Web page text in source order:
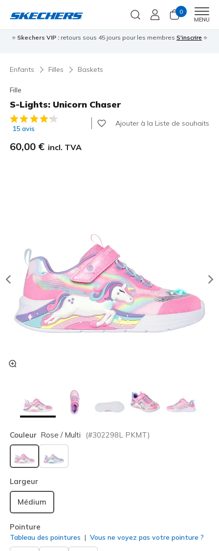
0
MENU
⭐ Skechers VIP : retours sous 45 jours pour les membres S'inscrire ⭐
Enfants Filles Baskets
Fille
S-Lights: Unicorn Chaser
Évaluation client 5 sur 5
15 avis
Ajouter à la Liste de souhaits
60,00 € incl. TVA
Couleur Rose / Multi (#302298L PKMT)
sélectionné
Largeur
Médium
Pointure
Tableau des pointures Vous ne voyez pas votre pointure ?